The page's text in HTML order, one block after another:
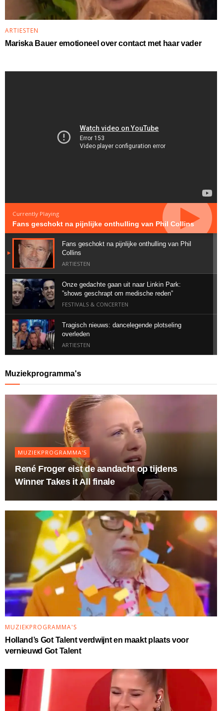
ARTIESTEN
Mariska Bauer emotioneel over contact met haar vader
Currently Playing
Fans geschokt na pijnlijke onthulling van Phil Collins
Fans geschokt na pijnlijke onthulling van Phil
Collins
ARTIESTEN
Onze gedachte gaan uit naar Linkin Park:
”shows geschrapt om medische reden”
FESTIVALS & CONCERTEN
Tragisch nieuws: dancelegende plotseling
overleden
ARTIESTEN
buitenland
Bizarre post van Memphis Depay zorgt voor
ophef
ARTIESTEN
Muziekprogramma's
MUZIEKPROGRAMMA'S
René Froger eist de aandacht op tijdens
Winner Takes it All finale
MUZIEKPROGRAMMA'S
Holland’s Got Talent verdwijnt en maakt plaats voor
vernieuwd Got Talent